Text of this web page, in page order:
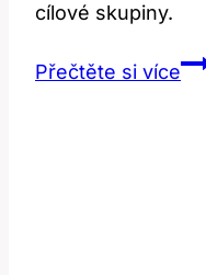
cílové skupiny.
Přečtěte si více